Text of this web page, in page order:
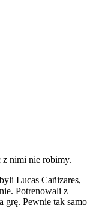
z nimi nie robimy.
Lucas Cañizares,
Potrenowali z
grę. Pewnie tak samo